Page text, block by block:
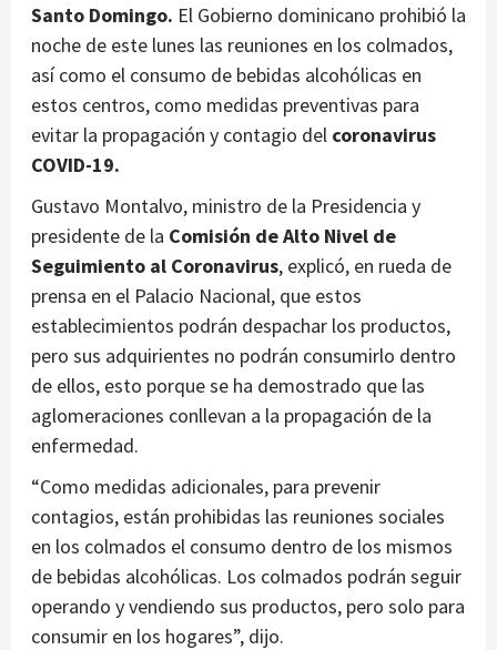
Santo Domingo. El Gobierno dominicano prohibió la
noche de este lunes las reuniones en los colmados,
así como el consumo de bebidas alcohólicas en
estos centros, como medidas preventivas para
evitar la propagación y contagio del coronavirus
COVID-19.
Gustavo Montalvo, ministro de la Presidencia y
presidente de la Comisión de Alto Nivel de
Seguimiento al Coronavirus, explicó, en rueda de
prensa en el Palacio Nacional, que estos
establecimientos podrán despachar los productos,
pero sus adquirientes no podrán consumirlo dentro
de ellos, esto porque se ha demostrado que las
aglomeraciones conllevan a la propagación de la
enfermedad.
“Como medidas adicionales, para prevenir
contagios, están prohibidas las reuniones sociales
en los colmados el consumo dentro de los mismos
de bebidas alcohólicas. Los colmados podrán seguir
operando y vendiendo sus productos, pero solo para
consumir en los hogares”, dijo.